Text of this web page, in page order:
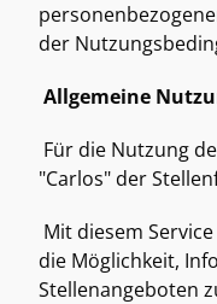
der
Allgemeine
Für die Nutzung
"Carlos" der
Mit diesem
die Möglichkeit,
Stellenangeboten